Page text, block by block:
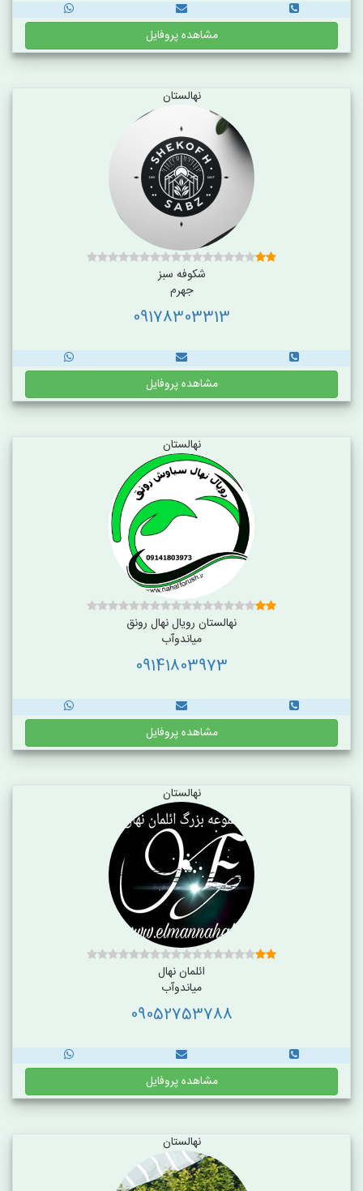
مشاهده پروفایل
نهالستان
شکوفه سبز
جهرم
09178303313
مشاهده پروفایل
نهالستان
نهالستان رویال نهال رونق
میاندوآب
09141803973
مشاهده پروفایل
نهالستان
ائلمان نهال
میاندوآب
09052753788
مشاهده پروفایل
نهالستان